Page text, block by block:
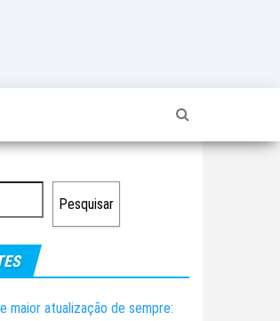
Pesquisar
maior atualização de sempre: